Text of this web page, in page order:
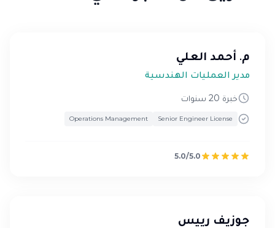
م. أحمد العلي
مدير العمليات الهندسية
خبرة 20 سنوات
Senior Engineer License
Operations Management
5.0/5.0
جوزيف رييس